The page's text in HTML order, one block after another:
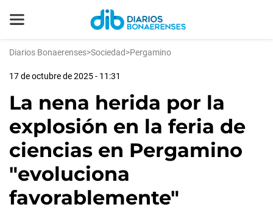
Diarios Bonaerenses>Sociedad>Pergamino
17 de octubre de 2025 - 11:31
La nena herida por la
explosión en la feria de
ciencias en Pergamino
"evoluciona
favorablemente"